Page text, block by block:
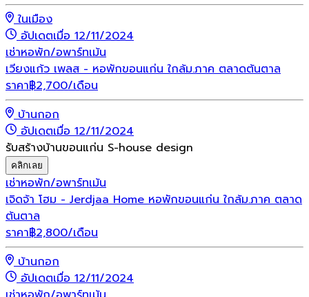
ในเมือง
อัปเดตเมื่อ 12/11/2024
เช่าหอพัก/อพาร์ทเม้น
เวียงแก้ว เพลส - หอพักขอนแก่น ใกล้ม.ภาค ตลาดต้นตาล
ราคา฿2,700/เดือน
บ้านกอก
อัปเดตเมื่อ 12/11/2024
รับสร้างบ้านขอนแก่น S-house design
คลิกเลย
เช่าหอพัก/อพาร์ทเม้น
เจิดจ้า โฮม - Jerdjaa Home หอพักขอนแก่น ใกล้ม.ภาค ตลาด
ต้นตาล
ราคา฿2,800/เดือน
บ้านกอก
อัปเดตเมื่อ 12/11/2024